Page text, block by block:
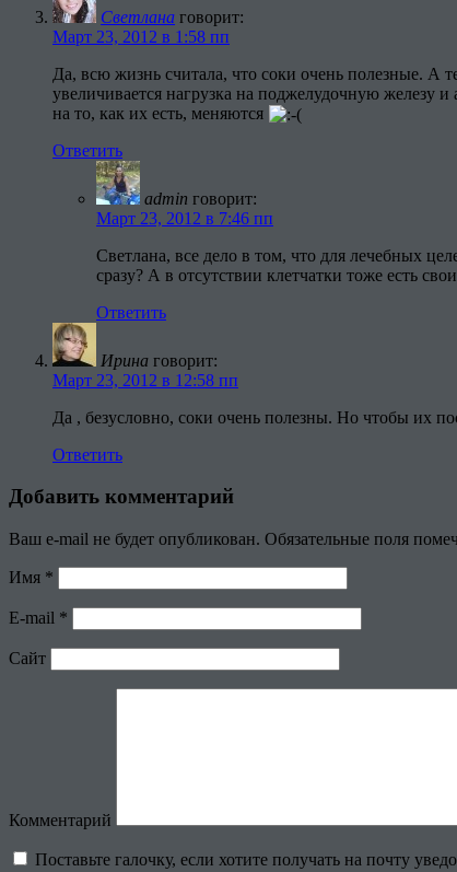
Светлана говорит:
Март 23, 2012 в 1:58 пп
Да, всю жизнь считала, что соки очень полезные. А
увеличивается нагрузка на поджелудочную железу
на то, как их есть, меняются
Ответить
admin говорит:
Март 23, 2012 в 7:46 пп
Светлана, все дело в том, что для лечебных
сразу? А в отсутствии клетчатки тоже есть
Ответить
Ирина говорит:
Март 23, 2012 в 12:58 пп
Да , безусловно, соки очень полезны. Но чтобы их
Ответить
Добавить комментарий
Ваш e-mail не будет опубликован. Обязательные поля
Имя *
E-mail *
Сайт
Комментарий
Поставьте галочку, если хотите получать на почту